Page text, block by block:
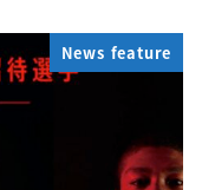
News feature